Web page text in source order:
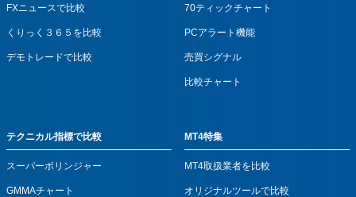
FXニュースで比較
くりっく３６５を比較
デモトレードで比較
70ティックチャート
PCアラート機能
売買シグナル
比較チャート
テクニカル指標で比較
スーパーボリンジャー
GMMAチャート
MT4特集
MT4取扱業者を比較
オリジナルツールで比較